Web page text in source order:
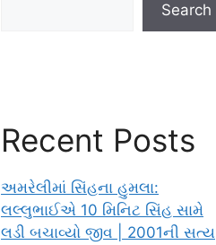
Search
Recent Posts
અમરેલીમાં સિંહના હુમલા:
લલ્લુભાઈએ 10 મિનિટ સિંહ સામે
લડી બચાવ્યો જીવ | 2001ની સત્ય